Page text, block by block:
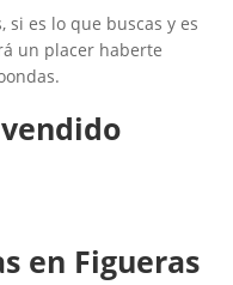
si es lo que buscas y es
un placer haberte
en Figueras